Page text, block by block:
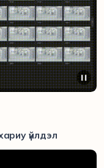
үйлдэл